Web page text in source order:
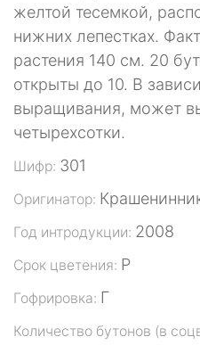
желтой тесемкой,
нижних лепестках.
растения 140 см. 20
открыты до 10. В
выращивания, может
четырехсотки.
Шифр: 301
Оригинатор:
Год интродукции: 2008
Срок цветения: Р
Гофрировка: Г
Количество бутонов (в